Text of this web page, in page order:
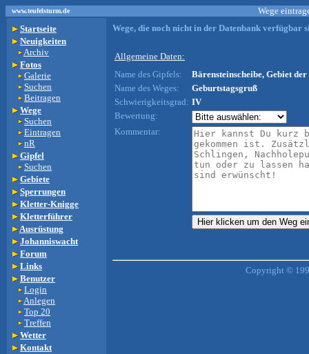
www.teufelsturm.de
Wege
Startseite
Neuigkeiten
Archiv
Fotos
Galerie
Suchen
Beitragen
Wege
Suchen
Eintragen
nR
Gipfel
Suchen
Gebiete
Sperrungen
Kletter-Knigge
Kletterführer
Ausrüstung
Johanniswacht
Forum
Links
Benutzer
Login
Anlegen
Top 20
Treffen
Wetter
Kontakt
Wege, die noch nicht in der Datenbank verfügbar
Allgemeine Daten:
Name des Gipfels:
Bärensteinscheibe, Gebiet der
Name des Weges:
Geburtstagsgruß
Schwierigkeitsgrad: IV
Bewertung:
Kommentar:
Copyright ©